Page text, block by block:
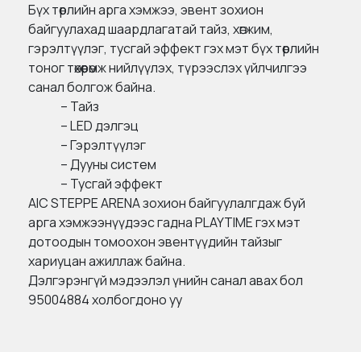
Бүх төрлийн арга хэмжээ, эвент зохион
байгуулахад шаардлагатай тайз, хөгжим,
гэрэлтүүлэг, тусгай эффект гэх мэт бүх төрлийн
тоног төхөөрөмж нийлүүлэх, түрээслэх үйлчилгээ
санал болгож байна.
– Тайз
– LED дэлгэц
– Гэрэлтүүлэг
– Дууны систем
– Тусгай эффект
AIC STEPPE ARENA зохион байгуулалгдаж буй
арга хэмжээнүүдээс гадна PLAYTIME гэх мэт
дотоодын томоохон эвентүүдийн тайзыг
хариуцан ажиллаж байна.
Дэлгэрэнгүй мэдээлэл үнийн санал авах бол
95004884холбогдоно уу